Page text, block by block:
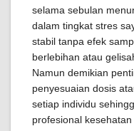
selama sebulan
dalam tingkat stres
stabil tanpa efek
berlebihan atau
Namun demikian
penyesuaian dosis
setiap individu
profesional